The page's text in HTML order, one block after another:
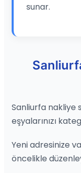
sunar.
Sanliurfa nakliye
eşyalarınızı
Yeni adresinize
öncelikle